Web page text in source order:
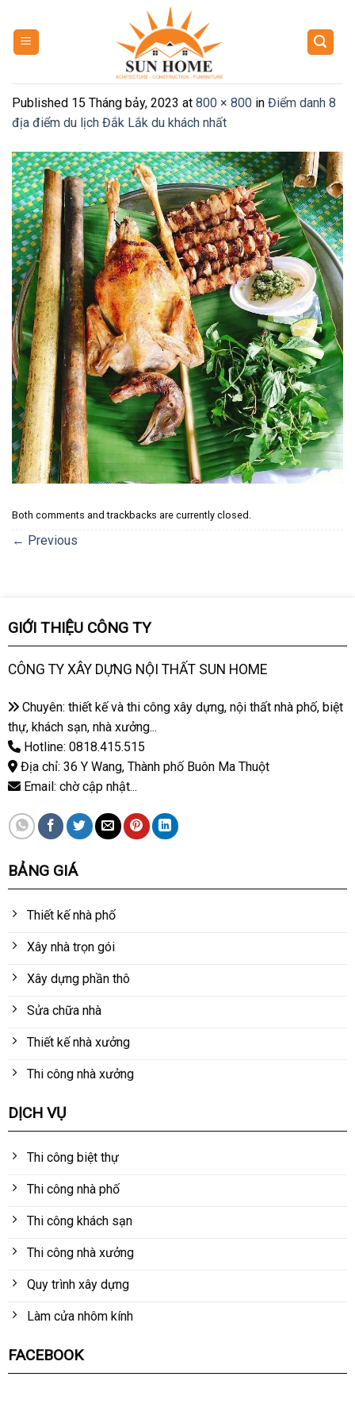
content
Published 15 Tháng bảy, 2023 at 800 × 800 in Điểm danh 8
địa điểm du lịch Đắk Lắk du khách nhất
Both comments and trackbacks are currently closed.
← Previous
GIỚI THIỆU CÔNG TY
CÔNG TY XÂY DỰNG NỘI THẤT SUN HOME
Chuyên: thiết kế và thi công xây dựng, nội thất nhà phố, biệt
thự, khách sạn, nhà xưởng...
Hotline: 0818.415.515
Địa chỉ: 36 Y Wang, Thành phố Buôn Ma Thuột
Email: chờ cập nhật...
BẢNG GIÁ
Thiết kế nhà phố
Xây nhà trọn gói
Xây dựng phần thô
Sửa chữa nhà
Thiết kế nhà xưởng
Thi công nhà xưởng
DỊCH VỤ
Thi công biệt thự
Thi công nhà phố
Thi công khách sạn
Thi công nhà xưởng
Quy trình xây dựng
Làm cửa nhôm kính
FACEBOOK